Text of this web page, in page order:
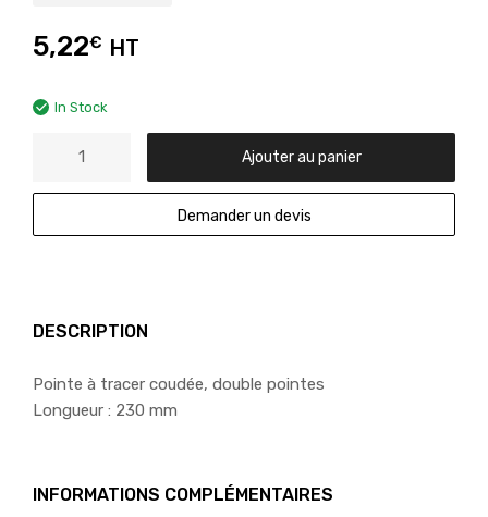
5,22€ HT
In Stock
Ajouter au panier
Demander un devis
DESCRIPTION
Pointe à tracer coudée, double pointes
Longueur : 230 mm
INFORMATIONS COMPLÉMENTAIRES